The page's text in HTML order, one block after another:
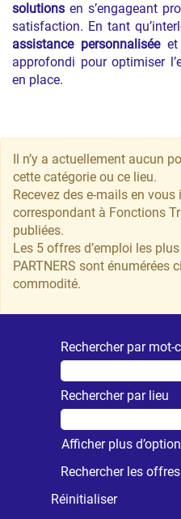
solutions en s’engageant
satisfaction. En tant
assistance personnaliséeet
approfondi pour optimiser
en place.
Il n’y a actuellement aucun
cette catégorie ou ce lieu.
Recevez des e-mails en
correspondant à Fonctions
publiées.
Les 5 offres d’emploi les
PARTNERS sont énumérées
commodité.
Rechercher par mot-
Rechercher par lieu
Afficher plus
Réinitialiser